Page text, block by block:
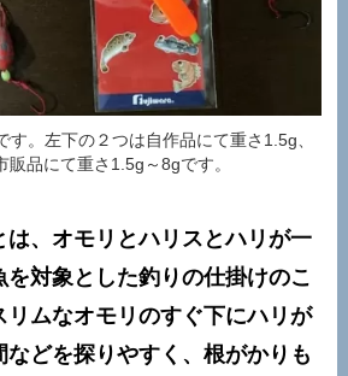
す。左下の２つは自作品にて重さ1.5g、
販品にて重さ1.5g～8gです。
は、オモリとハリスとハリが一
対象とした釣りの仕掛けのこ
リムなオモリのすぐ下にハリが
などを探りやすく、根がかりも